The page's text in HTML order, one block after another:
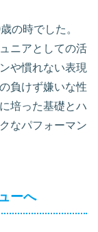
の時でした。
ニアとしての活
や慣れない表現
負けず嫌いな性
培った基礎とハ
なパフォーマン
ーへ